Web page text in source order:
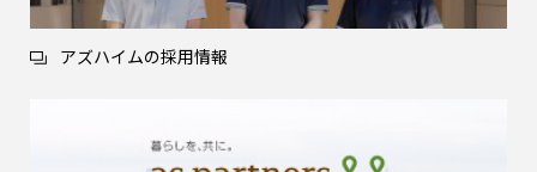
アズハイムの採用情報